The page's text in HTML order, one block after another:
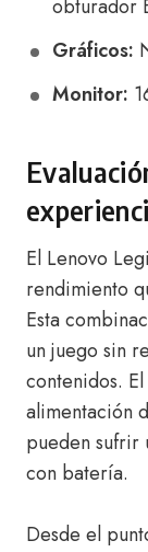
obturador
Gráficos:
Monitor:
El Lenovo
rendimiento
Esta
un juego sin
contenidos.
alimentación
pueden sufrir
con batería.
Desde el